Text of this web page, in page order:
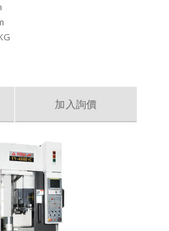
加入詢價